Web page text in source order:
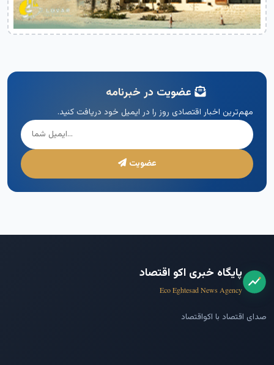
عضویت در خبرنامه
مهم‌ترین اخبار اقتصادی روز را در ایمیل خود دریافت کنید.
عضویت
پایگاه خبری اکو اقتصاد
Eco Eghtesad News Agency
صدای اقتصاد با اکواقتصاد